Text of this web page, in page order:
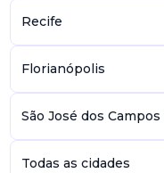
Recife
Florianópolis
São José dos Campos
Todas as cidades